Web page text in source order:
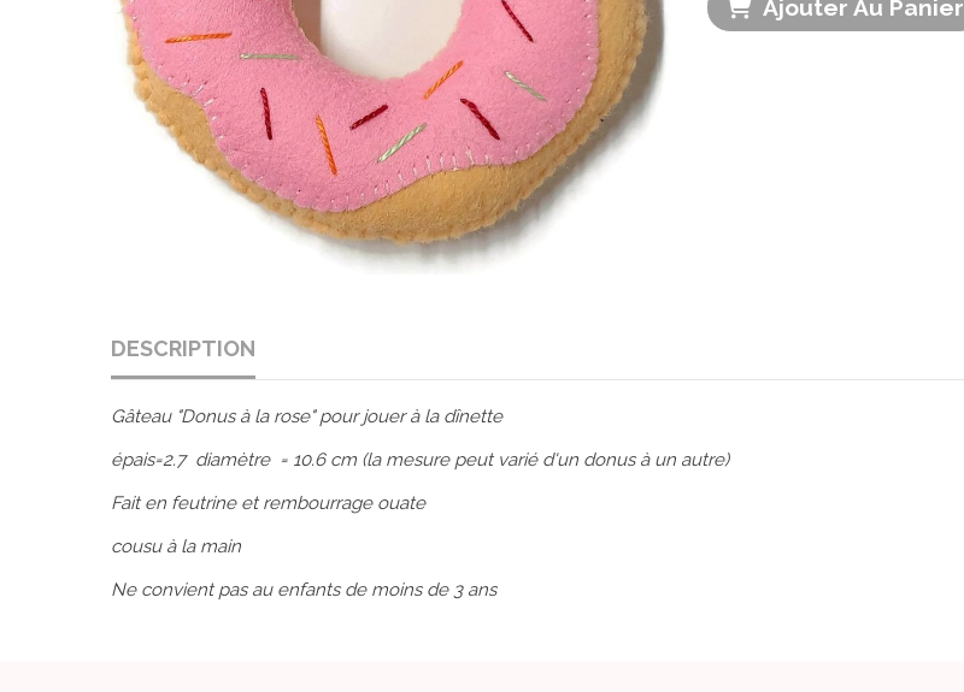
Ajouter Au Panier
DESCRIPTION
Gâteau "Donus à la rose" pour jouer à la dînette
épais=2.7 diamètre = 10.6 cm (la mesure peut varié d'un donus à un autre)
Fait en feutrine et rembourrage ouate
cousu à la main
Ne convient pas au enfants de moins de 3 ans